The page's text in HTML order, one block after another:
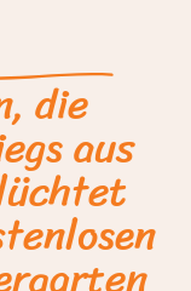
die
aus